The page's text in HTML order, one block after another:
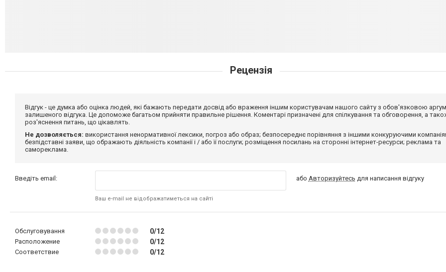
Рецензія
Відгук - це думка або оцінка людей, які бажають передати досвід або враження іншим користувачам нашого сайту з обов'язковою
залишеного відгука. Це допоможе багатьом прийняти правильне рішення. Коментарі призначені для спілкування та обговорення, а
роз'яснення питань, що цікавлять.
Не дозволяється: використання ненормативної лексики, погроз або образ; безпосереднє порівняння з іншими конкуруючими
безпідставні заяви, що ображають діяльність компанії і / або її послуги; розміщення посилань на сторонні інтернет-ресурси; реклама та
самореклама.
Введіть email:
Ваш e-mail не відображатиметься на сайті
або Авторизуйтесь для написання відгуку
Обслуговування 0/12
Расположение 0/12
Соответствие 0/12